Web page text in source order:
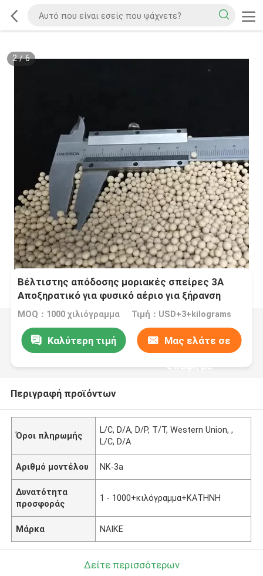
2/6
Βέλτιστης απόδοσης μοριακές σπείρες 3A
Αποξηρατικό για φυσικό αέριο για ξήρανση
αέρα Απομάκρυνση CO2 από φυσικό αέριο
MOQ：1000 χιλιόγραμμα Τιμή：USD+3+kilograms
Καλύτερη τιμή Μας ελάτε σε
επαφή με
Περιγραφή προϊόντων
Όροι πληρωμής
L/C, D/A, D/P, T/T, Western Union, ,
L/C, D/A
Αριθμό μοντέλου NK-3a
Δυνατότητα
προσφοράς
1 - 1000+κιλόγραμμα+ΚΑΤΗΝΗ
Μάρκα NAIKE
Δείτε περισσότερων